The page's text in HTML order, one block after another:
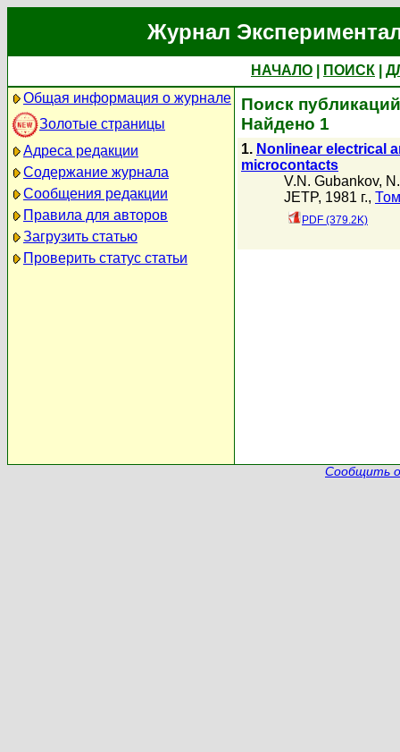
Журнал
НАЧАЛО ПОИСК
Общая информация о журнале
Золотые страницы
Адреса редакции
Содержание журнала
Сообщения редакции
Правила для авторов
Загрузить статью
Проверить статус статьи
Поиск
Найдено 1
1. Nonlinear electrical
microcontacts
V.N. Gubankov,
JETP, 1981 г.,
PDF (379.2K)
Сообщить о